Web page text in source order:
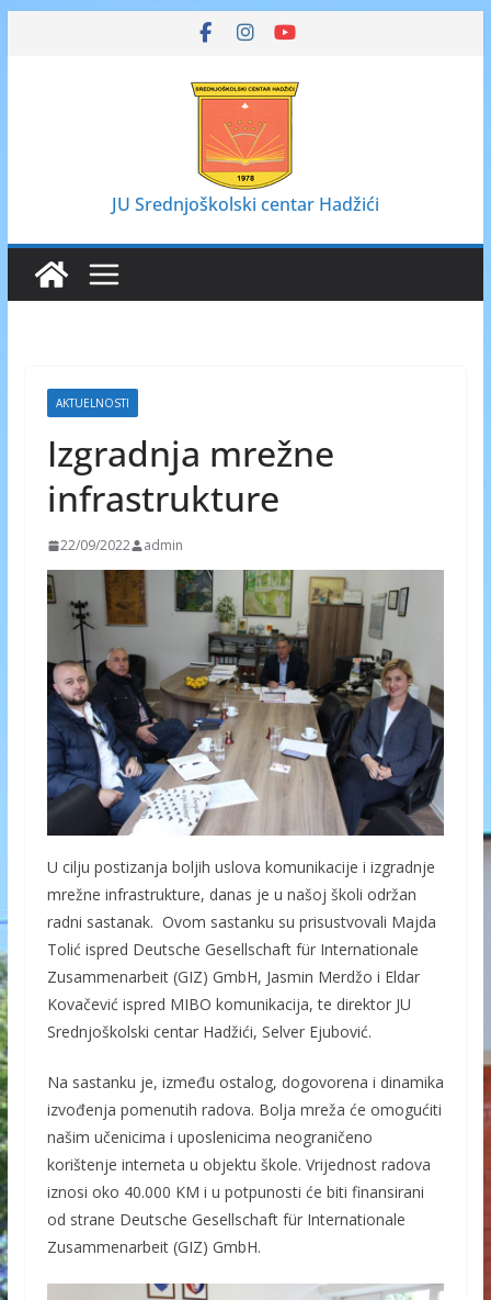
JU Srednjoškolski centar Hadžići
AKTUELNOSTI
Izgradnja mrežne
infrastrukture
22/09/2022 admin
U cilju postizanja boljih uslova komunikacije i izgradnje
mrežne infrastrukture, danas je u našoj školi održan
radni sastanak. Ovom sastanku su prisustvovali Majda
Tolić ispred Deutsche Gesellschaft für Internationale
Zusammenarbeit (GIZ) GmbH, Jasmin Merdžo i Eldar
Kovačević ispred MIBO komunikacija, te direktor JU
Srednjoškolski centar Hadžići, Selver Ejubović.
Na sastanku je, između ostalog, dogovorena i dinamika
izvođenja pomenutih radova. Bolja mreža će omogućiti
našim učenicima i uposlenicima neograničeno
korištenje interneta u objektu škole. Vrijednost radova
iznosi oko 40.000 KM i u potpunosti će biti finansirani
od strane Deutsche Gesellschaft für Internationale
Zusammenarbeit (GIZ) GmbH.